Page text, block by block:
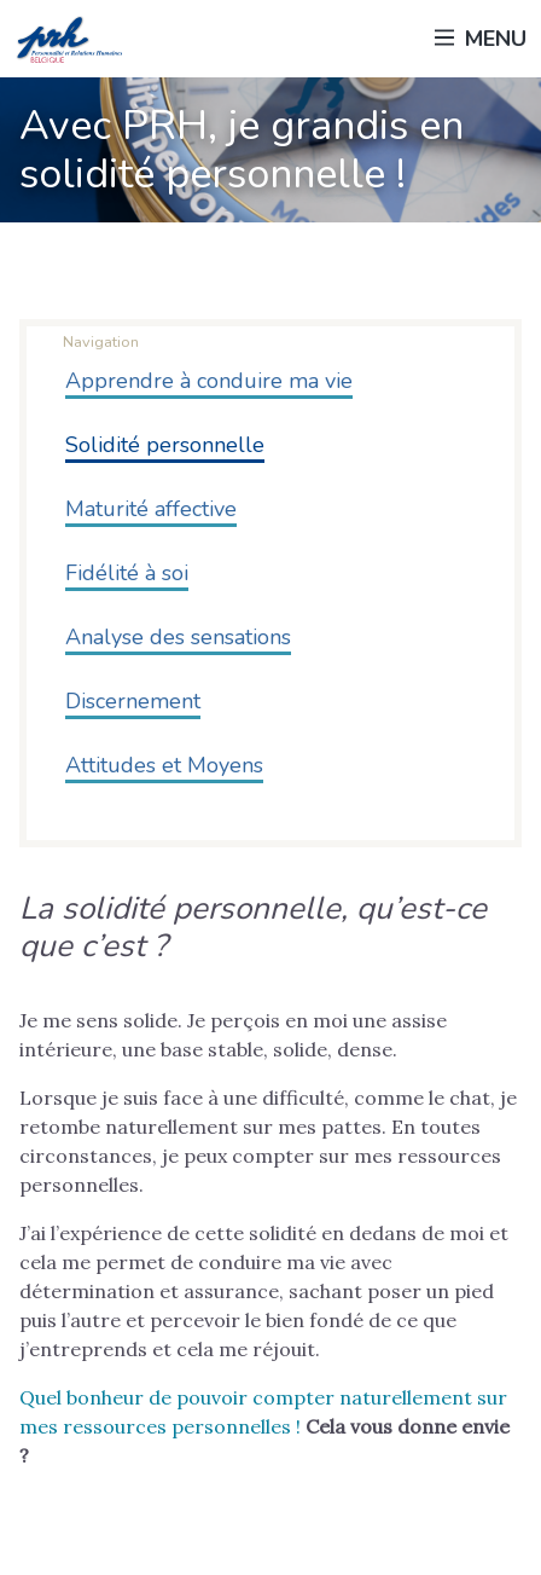
au
contenu
MENU
Avec PRH, je grandis en
solidité personnelle !
La solidité personnelle, qu’est-ce
que c’est ?
Je me sens solide. Je perçois en moi une assise
intérieure, une base stable, solide, dense.
Lorsque je suis face à une difficulté, comme le chat, je
retombe naturellement sur mes pattes. En toutes
circonstances, je peux compter sur mes ressources
personnelles.
J’ai l’expérience de cette solidité en dedans de moi et
cela me permet de conduire ma vie avec
détermination et assurance, sachant poser un pied
puis l’autre et percevoir le bien fondé de ce que
j’entreprends et cela me réjouit.
Quel bonheur de pouvoir compter naturellement sur
mes ressources personnelles ! Cela vous donne envie
?
Navigation
Apprendre à conduire ma vie
Solidité personnelle
Maturité affective
Fidélité à soi
Analyse des sensations
Discernement
Attitudes et Moyens